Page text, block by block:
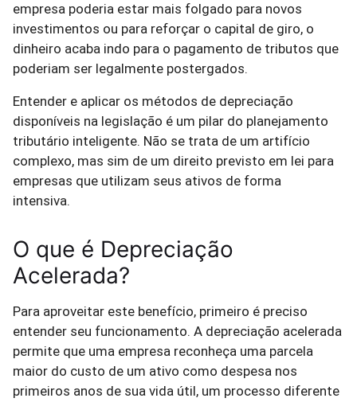
empresa poderia estar mais folgado para novos
investimentos ou para reforçar o capital de giro, o
dinheiro acaba indo para o pagamento de tributos que
poderiam ser legalmente postergados.
Entender e aplicar os métodos de depreciação
disponíveis na legislação é um pilar do planejamento
tributário inteligente. Não se trata de um artifício
complexo, mas sim de um direito previsto em lei para
empresas que utilizam seus ativos de forma
intensiva.
O que é Depreciação
Acelerada?
Para aproveitar este benefício, primeiro é preciso
entender seu funcionamento. A depreciação acelerada
permite que uma empresa reconheça uma parcela
maior do custo de um ativo como despesa nos
primeiros anos de sua vida útil, um processo diferente